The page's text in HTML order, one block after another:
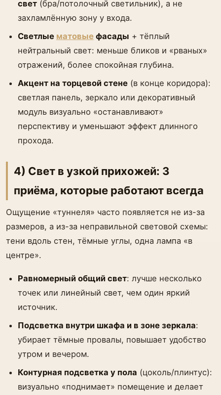
свет (бра/потолочный светильник), а не
захламлённую зону у входа.
Светлые матовые фасады + тёплый
нейтральный свет: меньше бликов и «рваных»
отражений, более спокойная глубина.
Акцент на торцевой стене (в конце коридора):
светлая панель, зеркало или декоративный
модуль визуально «останавливают»
перспективу и уменьшают эффект длинного
прохода.
4) Свет в узкой прихожей: 3
приёма, которые работают всегда
Ощущение «туннеля» часто появляется не из-за
размеров, а из-за неправильной световой схемы:
тени вдоль стен, тёмные углы, одна лампа «в
центре».
Равномерный общий свет: лучше несколько
точек или линейный свет, чем один яркий
источник.
Подсветка внутри шкафа и в зоне зеркала:
убирает тёмные провалы, повышает удобство
утром и вечером.
Контурная подсветка у пола (цоколь/плинтус):
визуально «поднимает» помещение и делает